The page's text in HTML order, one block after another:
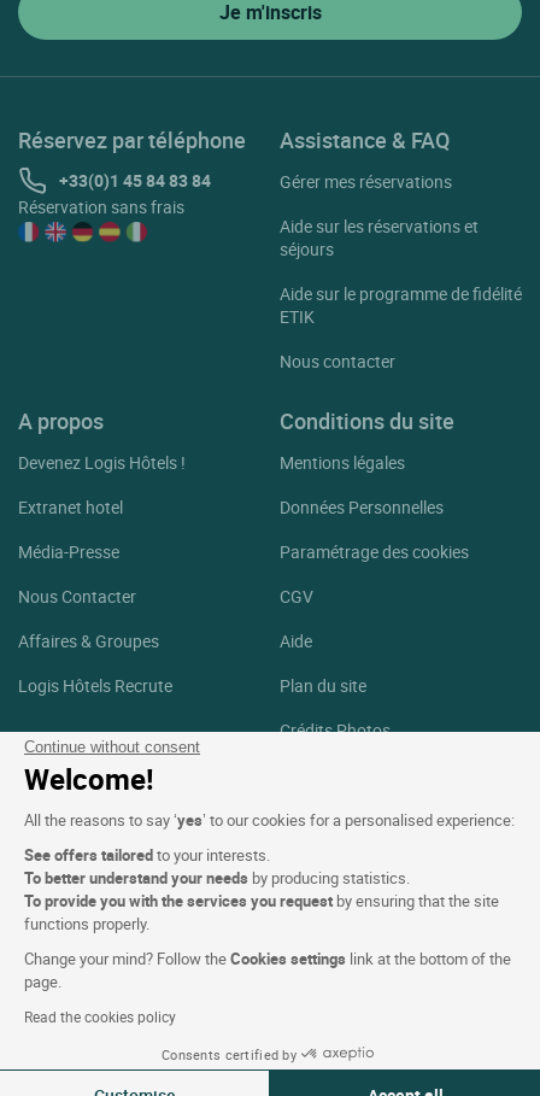
Continue without consent
Welcome!
All the reasons to say ‘yes’ to our cookies for a personalised experience:
See offers tailoredto your interests.
To better understand your needs by producing statistics.
To provide you with the services you request by ensuring that the site
functions properly.
Change your mind? Follow theCookies settings link at the bottom of the
page.
Read the cookies policy
Consents certified by
Réservez par téléphone
+33(0)1 45 84 83 84
Réservation sans frais
Assistance & FAQ
Gérer mes réservations
Aide sur les réservations et
séjours
Aide sur le programme de fidélité
ETIK
Nous contacter
A propos
Devenez Logis Hôtels !
Extranet hotel
Média-Presse
Nous Contacter
Affaires & Groupes
Logis Hôtels Recrute
Conditions du site
Mentions légales
Données Personnelles
Paramétrage des cookies
CGV
Aide
Plan du site
Crédits Photos
Suivez-nous
Facebook Instagram
Linkedin
SIWAY